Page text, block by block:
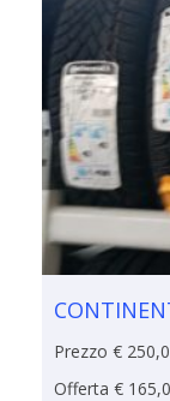
Prezzo €
Offerta €